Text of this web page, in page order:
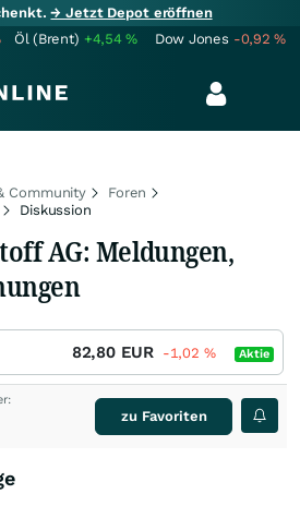
→ Jetzt Depot eröffnen
Öl (Brent) +4,54% Dow Jones -0,92%
Community
Foren
Diskussion
AG: Meldungen,
82,80 EUR -1,02 % Aktie
zu Favoriten